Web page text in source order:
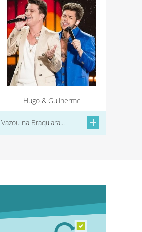
Hugo & Guilherme
Vazou na Braquiara...